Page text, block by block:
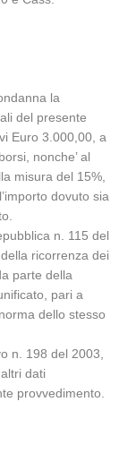
la
del presente
Euro 3.000,00, a
nonche’ al
misura del 15%,
dovuto sia
n. 115 del
ricorrenza dei
parte della
pari a
dello stesso
n. 198 del 2003,
dati
provvedimento.